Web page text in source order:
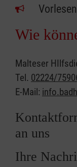
Vorlesen
Wie
Malteser
Tel. 02224/
E-Mail:
an uns
Ihre